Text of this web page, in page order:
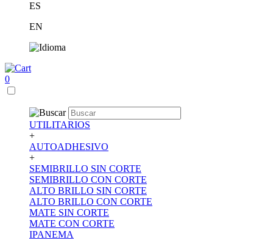
ES
EN
0
UTILITARIOS
+
AUTOADHESIVO
+
SEMIBRILLO SIN CORTE
SEMIBRILLO CON CORTE
ALTO BRILLO SIN CORTE
ALTO BRILLO CON CORTE
MATE SIN CORTE
MATE CON CORTE
IPANEMA